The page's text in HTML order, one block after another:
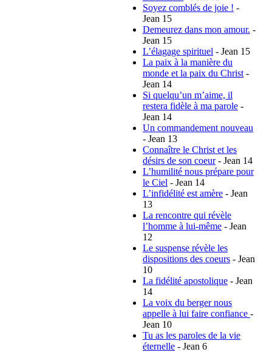
Soyez comblés de joie ! -
Jean 15
Demeurez dans mon amour. -
Jean 15
L’élagage spirituel - Jean 15
La paix à la manière du
monde et la paix du Christ -
Jean 14
Si quelqu’un m’aime, il
restera fidèle à ma parole -
Jean 14
Un commandement nouveau
- Jean 13
Connaître le Christ et les
désirs de son coeur- Jean 14
L’humilité nous prépare pour
le Ciel - Jean 14
L’infidélité est amère - Jean
13
La rencontre qui révèle
l’homme à lui-même - Jean
12
Le suspense révèle les
dispositions des coeurs - Jean
10
La fidélité apostolique - Jean
14
La voix du berger nous
appelle à lui faire confiance -
Jean 10
Tu as les paroles de la vie
éternelle - Jean 6